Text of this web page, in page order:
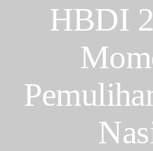
HBDI